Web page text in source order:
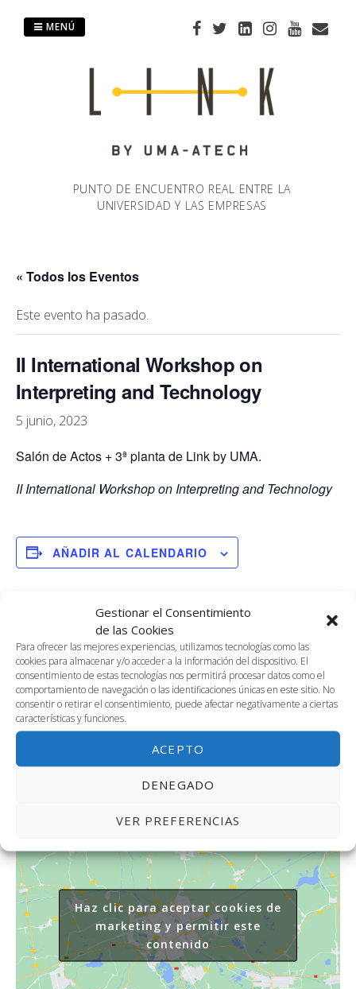
Gestionar el Consentimiento
de las Cookies
Para ofrecer las mejores experiencias, utilizamos tecnologías como las
cookies para almacenar y/o acceder a la información del dispositivo. El
consentimiento de estas tecnologías nos permitirá procesar datos como el
comportamiento de navegación o las identificaciones únicas en este sitio. No
consentir o retirar el consentimiento, puede afectar negativamente a ciertas
características y funciones.
ACEPTO
DENEGADO
VER PREFERENCIAS
PUNTO DE ENCUENTRO REAL ENTRE LA
UNIVERSIDAD Y LAS EMPRESAS
MENÚ
« Todos los Eventos
Este evento ha pasado.
II International Workshop on
Interpreting and Technology
5 junio, 2023
Salón de Actos + 3ª planta de Link by UMA.
II International Workshop on Interpreting and Technology
AÑADIR AL CALENDARIO
Fecha:
5 junio, 2023
ORGANIZADOR
Gloria Corpas Pastor.
Traducción e Interpretación
UMA
Teléfono
952133409, 952133419
Correo electrónico
gcorpas@uma.es;
director.itm@uma.es
Haz clic para aceptar cookies de
marketing y permitir este
contenido